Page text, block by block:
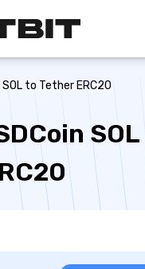
SOL to Tether ERC20